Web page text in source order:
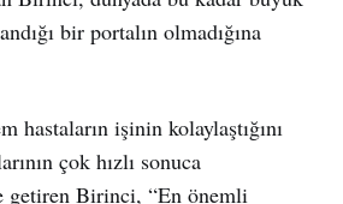
bir portalın olmadığına
hastaların işinin kolaylaştığını
çok hızlı sonuca
Birinci, “En önemli